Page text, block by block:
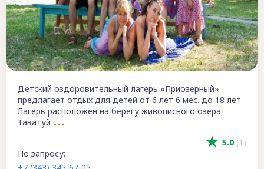
5.0 (1)
Детский оздоровительный лагерь «Приозерный»
предлагает отдых для детей от 6 лет 6 мес. до 18 лет
Лагерь расположен на берегу живописного озера
Таватуй
По запросу: